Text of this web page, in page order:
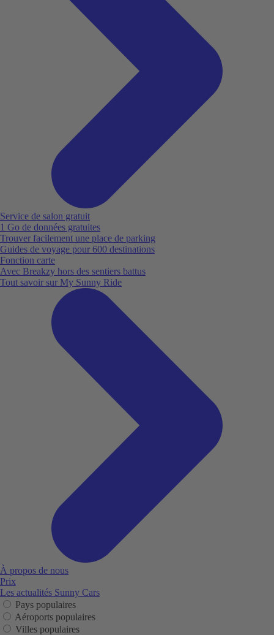
Service de salon gratuit
1 Go de données gratuites
Trouver facilement une place de parking
Guides de voyage pour 600 destinations
Fonction carte
Avec Breakzy hors des sentiers battus
Tout savoir sur My Sunny Ride
À propos de nous
Prix
Les actualités Sunny Cars
Pays populaires
Aéroports populaires
Villes populaires